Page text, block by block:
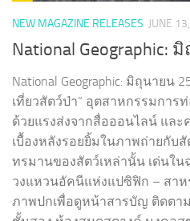
NEW MAGAZINE RELEASES JUNE
National Geographic:
National Geographic: มิถุนายน
เที่ยวสัตว์ป่า” อุตสาหกรรมการ
ด้วยแรงส่งจากสื่อออนไลน์ แล
เบื้องหลังรอยยิ้มในภาพถ่ายกับ
ทรมานของสัตว์เหล่านั้น เด่นใ
วงแหวนอัคนีแห่งแปซิฟิก – สาห
ภาพปกเพื่อดูหน้าสารบัญ ติดตา